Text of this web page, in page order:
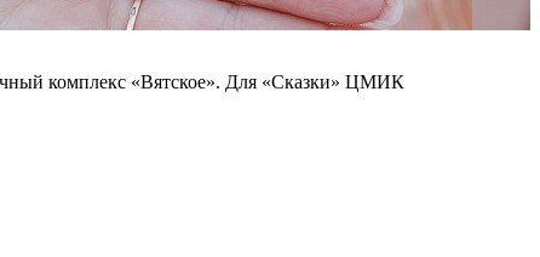
комплекс «Вятское». Для «Сказки» ЦМИК